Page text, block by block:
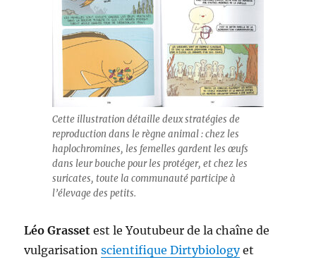
Cette illustration détaille deux stratégies de
reproduction dans le règne animal : chez les
haplochromines, les femelles gardent les œufs
dans leur bouche pour les protéger, et chez les
suricates, toute la communauté participe à
l’élevage des petits.
Léo Grasset est le Youtubeur de la chaîne de
vulgarisationscientifique Dirtybiologyet